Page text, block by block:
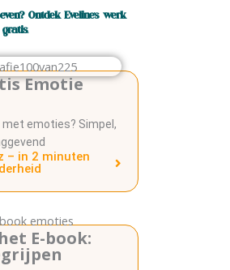
Ontdek Eveline’s werk
gratis.
Emotie
met emoties? Simpel,
– in 2 minuten
E-book: